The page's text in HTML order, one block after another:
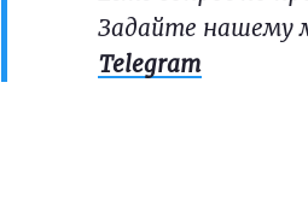
Задайте нашему
Telegram